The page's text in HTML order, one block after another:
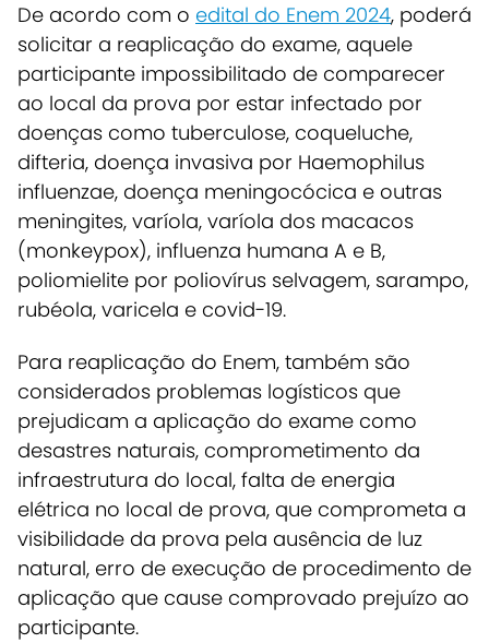
De acordo com o edital do Enem 2024, poderá
solicitar a reaplicação do exame, aquele
participante impossibilitado de comparecer
ao local da prova por estar infectado por
doenças como tuberculose, coqueluche,
difteria, doença invasiva por Haemophilus
influenzae, doença meningocócica e outras
meningites, varíola, varíola dos macacos
(monkeypox), influenza humana A e B,
poliomielite por poliovírus selvagem, sarampo,
rubéola, varicela e covid-19.
Para reaplicação do Enem, também são
considerados problemas logísticos que
prejudicam a aplicação do exame como
desastres naturais, comprometimento da
infraestrutura do local, falta de energia
elétrica no local de prova, que comprometa a
visibilidade da prova pela ausência de luz
natural, erro de execução de procedimento de
aplicação que cause comprovado prejuízo ao
participante.